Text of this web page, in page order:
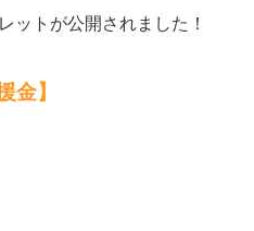
ットが公開されました！
金】